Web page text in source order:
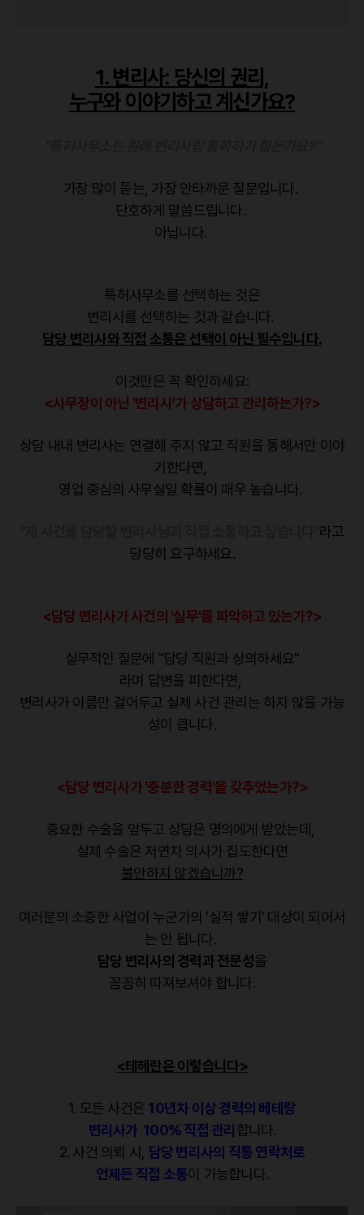
1. 변리사: 당신의 권리,
누구와 이야기하고 계신가요?
가장 많이 듣는, 가장 안타까운 질문입니다.
단호하게 말씀드립니다.
아닙니다.
특허사무소를 선택하는 것은
변리사를 선택하는 것과 같습니다.
담당 변리사와 직접 소통은 선택이 아닌 필수입니다.
이것만은 꼭 확인하세요:
<사무장이 아닌 '변리사'가 상담하고 관리하는가?>
상담 내내 변리사는 연결해 주지 않고 직원을 통해서만 이야
기한다면,
영업 중심의 사무실일 확률이 매우 높습니다.
라고
당당히 요구하세요.
<담당 변리사가 사건의 '실무'를 파악하고 있는가?>
실무적인 질문에 "담당 직원과 상의하세요"
라며 답변을 피한다면,
변리사가 이름만 걸어두고 실제 사건 관리는 하지 않을 가능
성이 큽니다.
<담당 변리사가 '충분한 경력'을 갖추었는가?>
중요한 수술을 앞두고 상담은 명의에게 받았는데,
실제 수술은 저연차 의사가 집도한다면
불안하지 않겠습니까?
여러분의 소중한 사업이 누군가의 '실적 쌓기' 대상이 되어서
는 안 됩니다.
담당 변리사의 경력과 전문성을
꼼꼼히 따져보셔야 합니다.
<테헤란은 이렇습니다>
1. 모든 사건은 10년차 이상 경력의 베테랑
변리사가 100% 직접 관리 합니다.
2. 사건 의뢰 시, 담당 변리사의 직통 연락처로
언제든 직접 소통이 가능합니다.